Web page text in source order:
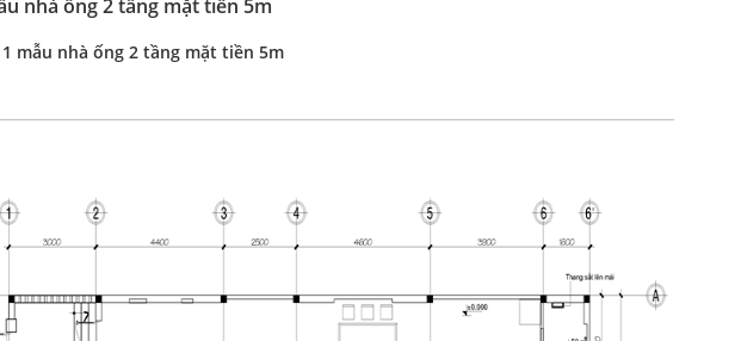
nhà ống 2 tầng mặt tiền 5m
mẫu nhà ống 2 tầng mặt tiền 5m